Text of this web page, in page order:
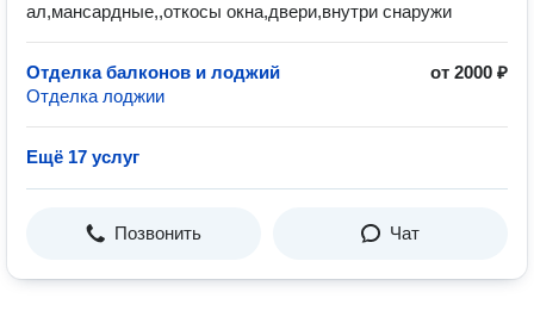
ал,мансардные,,откосы окна,двери,внутри снаружи
Отделка балконов и лоджий
от 2000 ₽
Отделка лоджии
Ещё 17 услуг
Позвонить Чат